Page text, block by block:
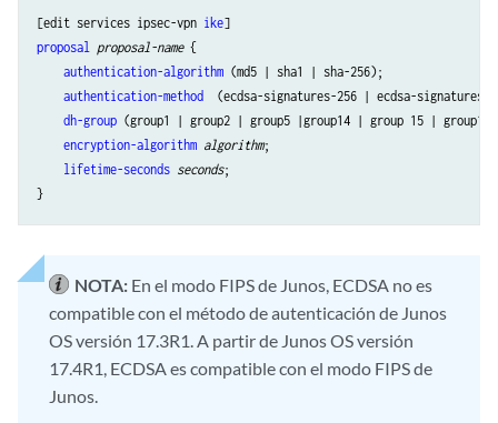
[edit services ipsec-vpn ike
proposal proposal-name {
authentication-algorithm (md5 | sha1 | sha-256);
authentication-method
(ecdsa-signatures-256 | ecdsa-
dh-group (group1 | group2 | group5 |group14 | group 15 |
encryption-algorithm algorithm;
lifetime-seconds seconds;
NOTA: En el modo FIPS de Junos, ECDSA no es
compatible con el método de autenticación de Junos
OS versión 17.3R1. A partir de Junos OS versión
17.4R1, ECDSA es compatible con el modo FIPS de
Junos.